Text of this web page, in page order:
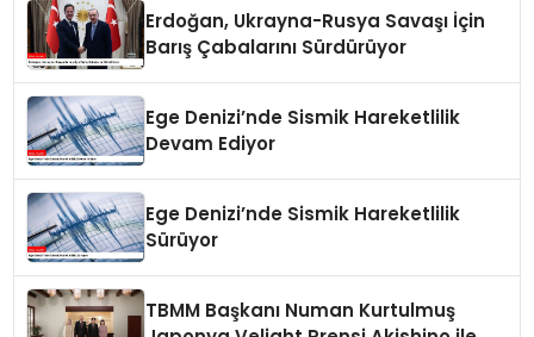
Erdoğan, Ukrayna-Rusya Savaşı İçin
Barış Çabalarını Sürdürüyor
Ege Denizi’nde Sismik Hareketlilik
Devam Ediyor
Ege Denizi’nde Sismik Hareketlilik
Sürüyor
TBMM Başkanı Numan Kurtulmuş